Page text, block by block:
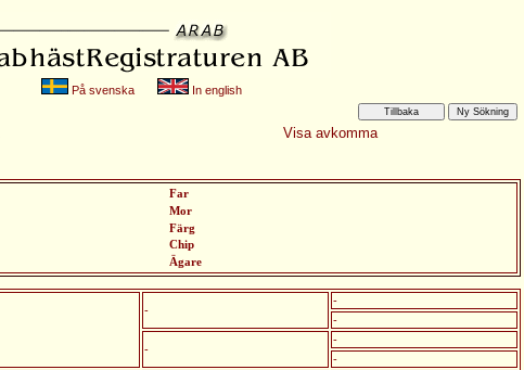
På svenska In english
Visa avkomma
Far
Mor
Färg
Chip
Ägare
-
-
-
-
-
-